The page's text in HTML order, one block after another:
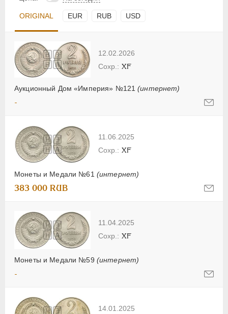
ORIGINAL EUR RUB USD
12.02.2026
Аукционный Дом «Империя» №121(интернет)
XF
-
11.06.2025
Монеты и Медали №61 (интернет)
XF
383 000 RUB
11.04.2025
Монеты и Медали №59 (интернет)
XF
-
14.01.2025